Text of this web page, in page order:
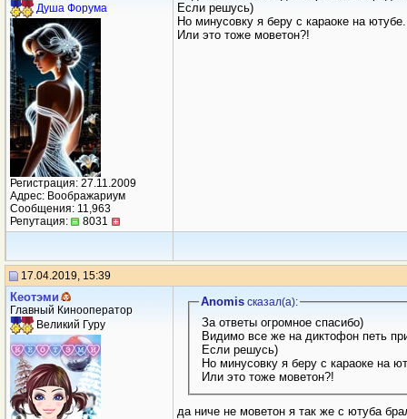
Душа Форума
Регистрация: 27.11.2009
Адрес: Воображариум
Сообщения: 11,963
Репутация:
8031
Если решусь)
Но минусовку я беру с караоке на ютубе.
Или это тоже моветон?!
17.04.2019, 15:39
Кеотэми
Главный Кинооператор
Великий Гуру
Anomisсказал(a):
За ответы огромное спасибо)
Видимо все же на диктофон петь
Если решусь)
Но минусовку я беру с караоке на
Или это тоже моветон?!
да ниче не моветон я так же с ютуба